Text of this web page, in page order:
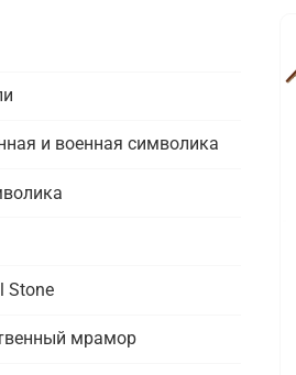
и военная символика
Stone
мрамор